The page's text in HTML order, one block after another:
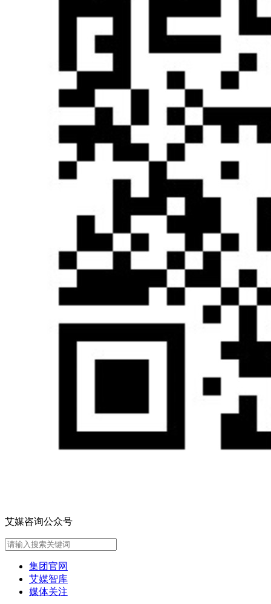
艾媒咨询公众号
集团官网
艾媒智库
媒体关注